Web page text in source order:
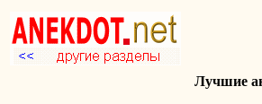
Лучшие